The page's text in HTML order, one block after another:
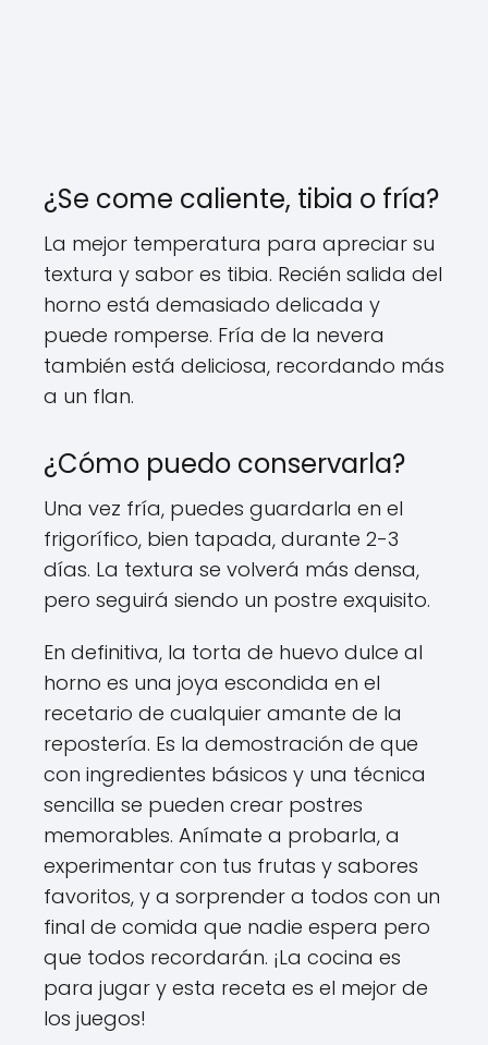
¿Se come caliente, tibia o fría?
La mejor temperatura para apreciar su
textura y sabor es tibia. Recién salida del
horno está demasiado delicada y
puede romperse. Fría de la nevera
también está deliciosa, recordando más
a un flan.
¿Cómo puedo conservarla?
Una vez fría, puedes guardarla en el
frigorífico, bien tapada, durante 2-3
días. La textura se volverá más densa,
pero seguirá siendo un postre exquisito.
En definitiva, la torta de huevo dulce al
horno es una joya escondida en el
recetario de cualquier amante de la
repostería. Es la demostración de que
con ingredientes básicos y una técnica
sencilla se pueden crear postres
memorables. Anímate a probarla, a
experimentar con tus frutas y sabores
favoritos, y a sorprender a todos con un
final de comida que nadie espera pero
que todos recordarán. ¡La cocina es
para jugar y esta receta es el mejor de
los juegos!